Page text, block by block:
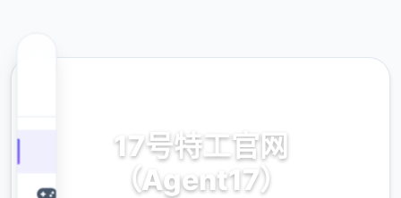
17号特工官网
（Agent17）